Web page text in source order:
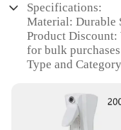
Specifications:
Material: Durable
Product
for bulk purchases
Type and
easy handling
Usage and
engines and